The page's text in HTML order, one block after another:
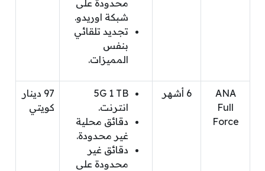
محدودة على
شبكة اوريدو.
تجديد تلقائي
بنفس
المميزات.
ANA
Full
Force
6 أشهر
5G 1 TB
انترنت.
دقائق محلية
غير محدودة.
دقائق غير
محدودة على
97 دينار
كويتي